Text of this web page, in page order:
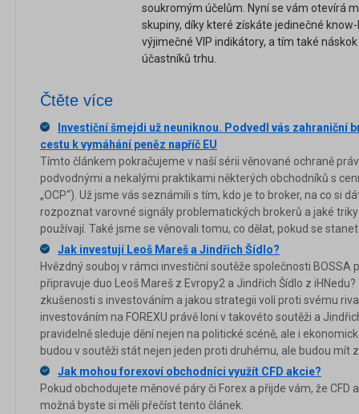
soukromým účelům. Nyní se vám otevírá
skupiny, díky které získáte jedinečné
výjimečné VIP indikátory, a tím také
účastníků trhu.
Čtěte více
Investiční šmejdi už neuniknou. Podvedl vás zahraniční
cestu k vymáhání peněz napříč EU
Tímto článkem pokračujeme v naší sérii věnované ochraně
podvodnými a nekalými praktikami některých obchodníků s
„OCP“). Už jsme vás seznámili s tím, kdo je to broker, na co si
rozpoznat varovné signály problematických brokerů a jaké
používají. Také jsme se věnovali tomu, co dělat, pokud se
Jak investují Leoš Mareš a Jindřich Šídlo?
Hvězdný souboj v rámci investiční soutěže společnosti BOSSA
připravuje duo Leoš Mareš z Evropy2 a Jindřich Šídlo z
zkušenosti s investováním a jakou strategii volí proti svému
investováním na FOREXU právě loni v takovéto soutěži a
pravidelně sleduje dění nejen na politické scéně, ale i
budou v soutěži stát nejen jeden proti druhému, ale budou mít
Jak mohou forexoví obchodníci využít CFD akcie?
Pokud obchodujete měnové páry či Forex a přijde vám, že CFD
možná byste si měli přečíst tento článek.